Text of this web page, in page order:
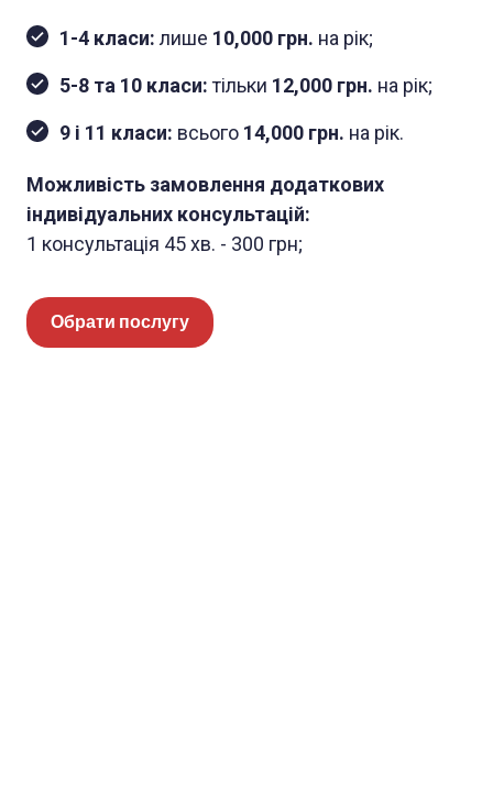
1-4 класи:лише 10,000 грн. на рік;
5-8 та 10 класи:тільки 12,000 грн. на рік;
9 і 11 класи: всього 14,000 грн. на рік.
Можливість замовлення додаткових
індивідуальних консультацій:
1 консультація 45 хв. - 300 грн;
Обрати послугу